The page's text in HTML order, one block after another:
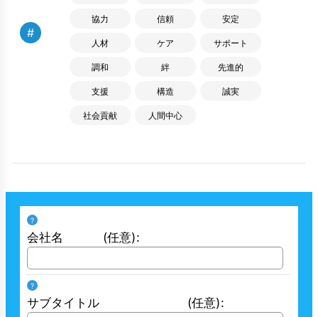
#
協力 信頼 安定
人材 ケア サポート
調和 絆 先進的
支援 構造 誠実
社会貢献 人間中心
?
会社名 (任意):
?
サブタイトル (任意):